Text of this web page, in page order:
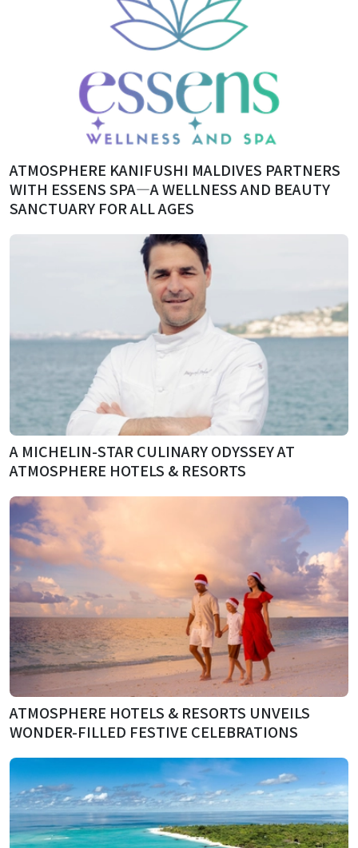
ATMOSPHERE KANIFUSHI MALDIVES PARTNERS
WITH ESSENS SPA—A WELLNESS AND BEAUTY
SANCTUARY FOR ALL AGES
A MICHELIN-STAR CULINARY ODYSSEY AT
ATMOSPHERE HOTELS & RESORTS
ATMOSPHERE HOTELS & RESORTS UNVEILS
WONDER-FILLED FESTIVE CELEBRATIONS